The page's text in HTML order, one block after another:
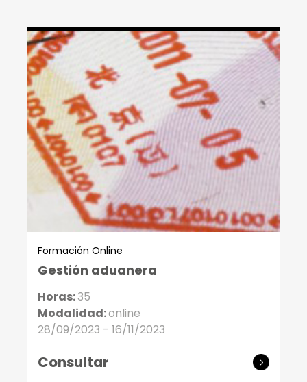
Formación Online
Gestión aduanera
Horas:35
Modalidad:online
28/09/2023 - 16/11/2023
Consultar